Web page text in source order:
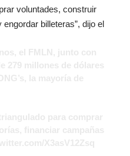
voluntades, construir
billeteras”, dijo el